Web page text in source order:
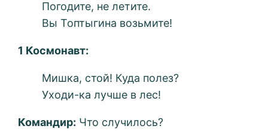
Погодите, не летите.
Вы Топтыгина возьмите!
1 Космонавт:
Мишка, стой! Куда полез?
Уходи-ка лучше в лес!
Командир: Что случилось?